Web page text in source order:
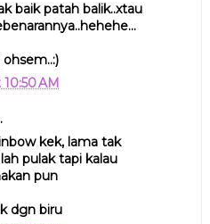
baik patah balik..xtau
AM
kek, lama tak
pulak tapi kalau
pun
dgn biru